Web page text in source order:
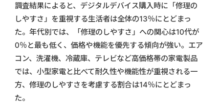
調査結果によると、デジタルデバイス購入時に「修理の
しやすさ」を重視する生活者は全体の13％にとどまっ
た。年代別では、「修理のしやすさ」への関心は10代が
0％と最も低く、価格や機能を優先する傾向が強い。エア
コン、洗濯機、冷蔵庫、テレビなど高価格帯の家電製品
では、小型家電と比べて耐久性や機能性が重視される一
方、修理のしやすさを考慮する割合は14％にとどまっ
た。